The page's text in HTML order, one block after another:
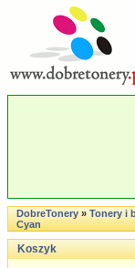
DobreTonery»Tonery i
Cyan
Koszyk